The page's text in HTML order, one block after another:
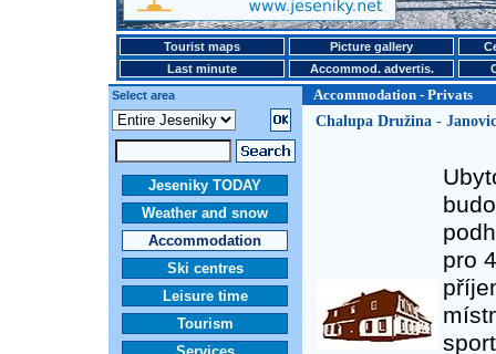
Tourist maps Picture gallery
Last minute
Accommod. advertis.
Select area
Accommodation - Privats
Jeseniky TODAY
Weather and snow
Accommodation
Ski centres
Leisure time
Tourism
Chalupa Družina -
pro